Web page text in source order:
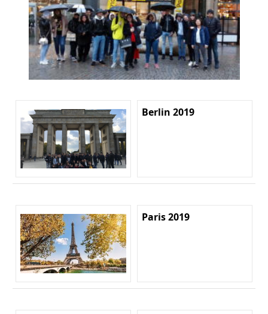
Berlin 2019
Paris 2019